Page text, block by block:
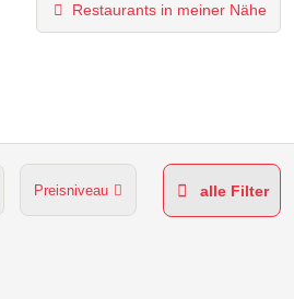
Restaurants in meiner Nähe
Preisniveau alle Filter